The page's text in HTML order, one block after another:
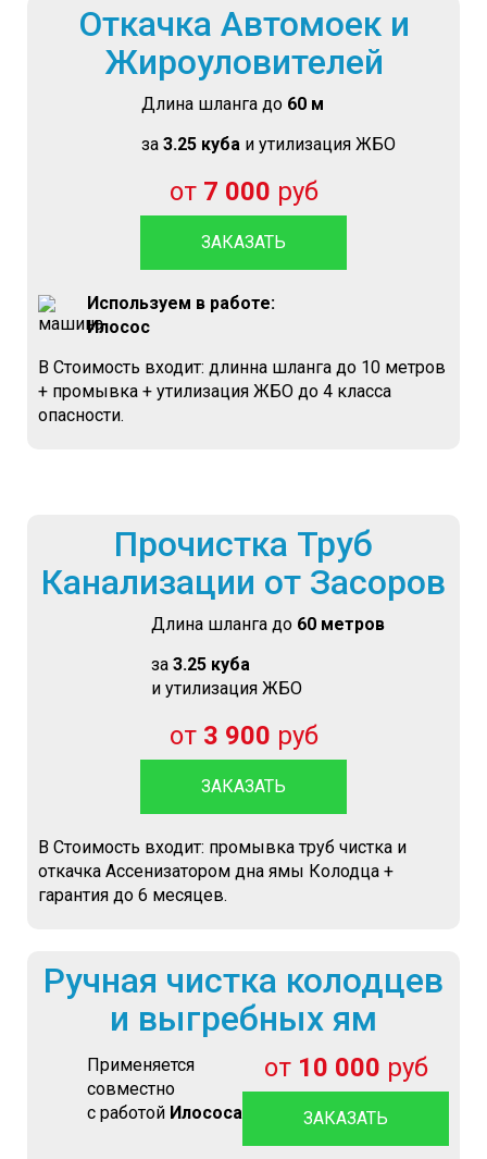
Откачка Автомоек и
Жироуловителей
Длина шланга до 60 м
за 3.25 кубаи утилизация ЖБО
от 7 000 руб
ЗАКАЗАТЬ
Используем в работе:
Илосос
В Стоимость входит: длинна шланга до 10 метров
+ промывка + утилизация ЖБО до 4 класса
опасности.
Прочистка Труб
Канализации от Засоров
Длина шланга до 60 метров
за 3.25 куба
и утилизация ЖБО
от 3 900 руб
ЗАКАЗАТЬ
В Стоимость входит: промывка труб чистка и
откачка Ассенизатором дна ямы Колодца +
гарантия до 6 месяцев.
Ручная чистка колодцев
и выгребных ям
Применяется
совместно
с работой Илососа
от 10 000 руб
ЗАКАЗАТЬ